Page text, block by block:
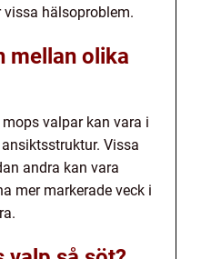
hälsoproblem.
mellan olika
valpar kan vara i
Vissa
andra kan vara
mer markerade veck i